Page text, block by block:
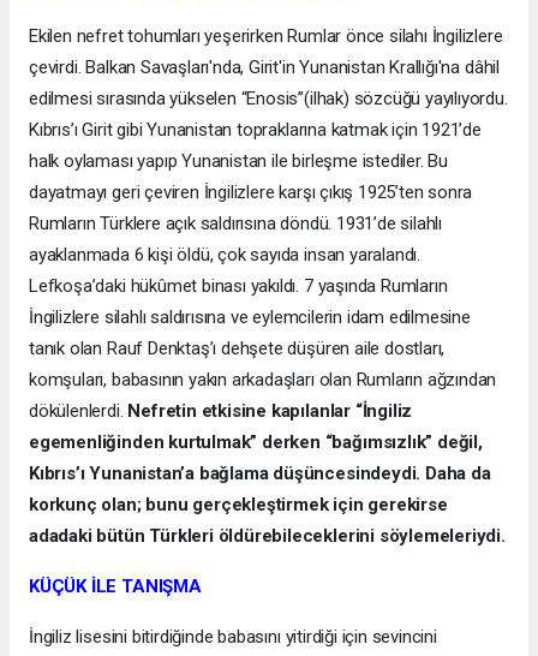
Ekilen nefret tohumları yeşerirken Rumlar önce silahı İngilizlere
çevirdi. Balkan Savaşları'nda, Girit'in Yunanistan Krallığı'na dâhil
edilmesi sırasında yükselen “Enosis”(ilhak) sözcüğü yayılıyordu.
Kıbrıs’ı Girit gibi Yunanistan topraklarına katmak için 1921’de
halk oylaması yapıp Yunanistan ile birleşme istediler. Bu
dayatmayı geri çeviren İngilizlere karşı çıkış 1925’ten sonra
Rumların Türklere açık saldırısına döndü. 1931’de silahlı
ayaklanmada 6 kişi öldü, çok sayıda insan yaralandı.
Lefkoşa’daki hükûmet binası yakıldı. 7 yaşında Rumların
İngilizlere silahlı saldırısına ve eylemcilerin idam edilmesine
tanık olan Rauf Denktaş’ı dehşete düşüren aile dostları,
komşuları, babasının yakın arkadaşları olan Rumların ağzından
dökülenlerdi. Nefretin etkisine kapılanlar “İngiliz
egemenliğinden kurtulmak” derken “bağımsızlık” değil,
Kıbrıs’ı Yunanistan’a bağlama düşüncesindeydi. Daha da
korkunç olan; bunu gerçekleştirmek için gerekirse
adadaki bütün Türkleri öldürebileceklerini söylemeleriydi.
KÜÇÜK İLE TANIŞMA
İngiliz lisesini bitirdiğinde babasını yitirdiği için sevincini